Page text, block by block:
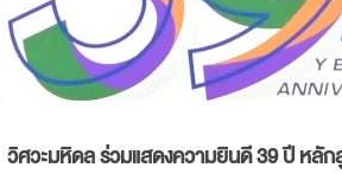
วิศวะมหิดล ร่วมแสดงความยินดี 39 ปี หลั